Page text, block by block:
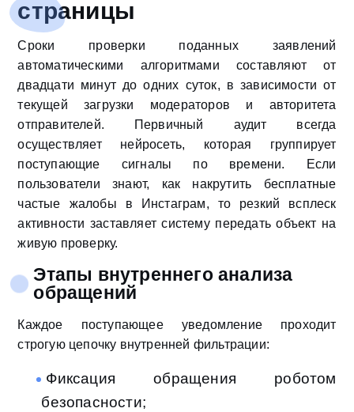
страницы
Сроки проверки поданных заявлений
автоматическими алгоритмами составляют от
двадцати минут до одних суток, в зависимости от
текущей загрузки модераторов и авторитета
отправителей. Первичный аудит всегда
осуществляет нейросеть, которая группирует
поступающие сигналы по времени. Если
пользователи знают, как накрутить бесплатные
частые жалобы в Инстаграм, то резкий всплеск
активности заставляет систему передать объект на
живую проверку.
Этапы внутреннего анализа
обращений
Каждое поступающее уведомление проходит
строгую цепочку внутренней фильтрации:
Фиксация обращения роботом
безопасности;